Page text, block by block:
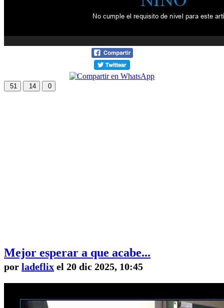
51 14 0
Mejor esperar a que acabe...
por ladeflix el 20 dic 2025, 10:45